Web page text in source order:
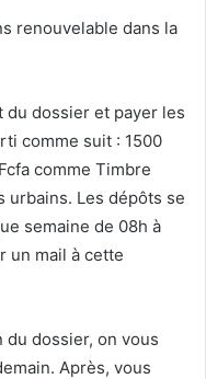
renouvelable dans la
dossier et payer les
comme suit : 1500
comme Timbre
urbains. Les dépôts se
semaine de 08h à
un mail à cette
dossier, on vous
Après, vous